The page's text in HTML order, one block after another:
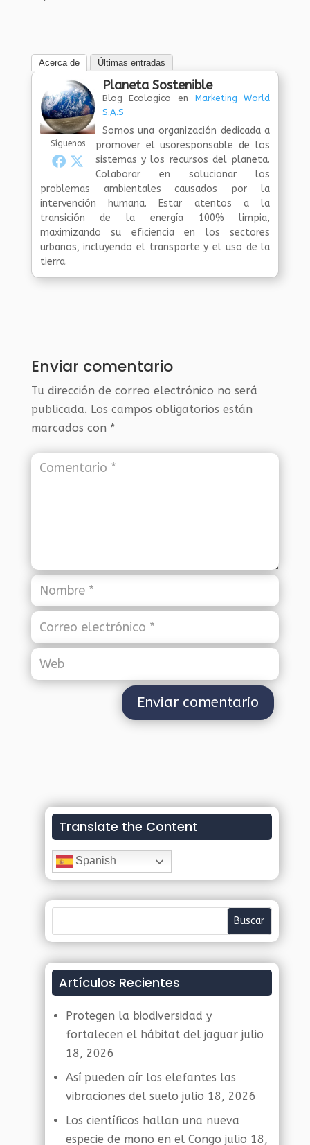
Acerca de Últimas entradas
Síguenos
Planeta Sostenible
Blog Ecologico en Marketing World
S.A.S
Somos una organización dedicada a
promover el usoresponsable de los
sistemas y los recursos del planeta.
Colaborar en solucionar los
problemas ambientales causados por la
intervención humana. Estar atentos a la
transición de la energía 100% limpia,
maximizando su eficiencia en los sectores
urbanos, incluyendo el transporte y el uso de la
tierra.
Enviar comentario
Tu dirección de correo electrónico no será
publicada. Los campos obligatorios están
marcados con *
Translate the Content
Spanish
Artículos Recientes
Protegen la biodiversidad y
fortalecen el hábitat del jaguar julio
18, 2026
Así pueden oír los elefantes las
vibraciones del suelo julio 18, 2026
Los científicos hallan una nueva
especie de mono en el Congo julio 18,